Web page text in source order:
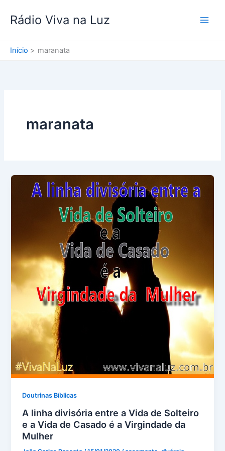
para
conteúdo
Rádio Viva na Luz
Início maranata
maranata
Doutrinas Bíblicas
A linha divisória entre a Vida de Solteiro
e a Vida de Casado é a Virgindade da
Mulher